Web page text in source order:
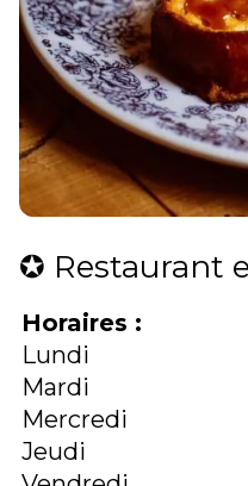
✪ Restaurant
Horaires :
Lundi
Mardi
Mercredi
Jeudi